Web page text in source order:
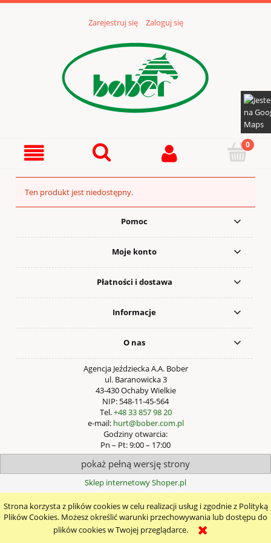
Strona korzysta z plików cookies w celu realizacji usług i zgodnie z Polityką
Plików Cookies. Możesz określić warunki przechowywania lub dostępu do
plików cookies w Twojej przeglądarce.
Zarejestruj się Zaloguj się
Ten produkt jest niedostępny.
Pomoc
Moje konto
Płatności i dostawa
Informacje
O nas
Agencja Jeździecka A.A. Bober
ul. Baranowicka 3
43-430 Ochaby Wielkie
NIP: 548-11-45-564
Tel.+48 33 857 98 20
e-mail: hurt@bober.com.pl
Godziny otwarcia:
Pn – Pt: 9:00 – 17:00
pokaż pełną wersję strony
Sklep internetowy Shoper.pl